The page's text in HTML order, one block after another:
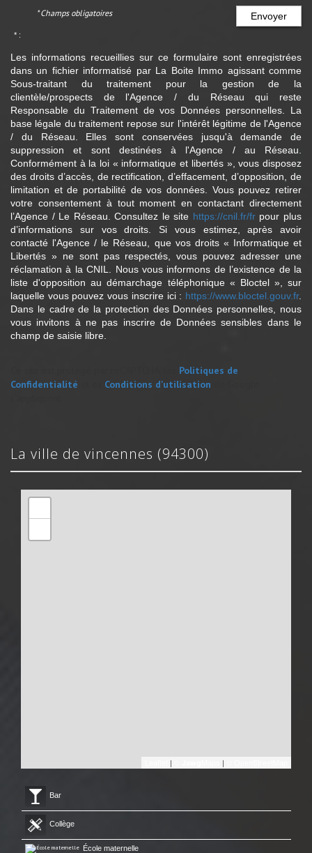
Envoyer
* Champs obligatoires
* :
Les informations recueillies sur ce formulaire sont enregistrées
dans un fichier informatisé par La Boite Immo agissant comme
Sous-traitant du traitement pour la gestion de la
clientèle/prospects de l'Agence / du Réseau qui reste
Responsable du Traitement de vos Données personnelles. La
base légale du traitement repose sur l'intérêt légitime de l'Agence
/ du Réseau. Elles sont conservées jusqu'à demande de
suppression et sont destinées à l'Agence / au Réseau.
Conformément à la loi « informatique et libertés », vous disposez
des droits d’accès, de rectification, d’effacement, d’opposition, de
limitation et de portabilité de vos données. Vous pouvez retirer
votre consentement à tout moment en contactant directement
l’Agence / Le Réseau. Consultez le site https://cnil.fr/frpour plus
d’informations sur vos droits. Si vous estimez, après avoir
contacté l'Agence / le Réseau, que vos droits « Informatique et
Libertés » ne sont pas respectés, vous pouvez adresser une
réclamation à la CNIL. Nous vous informons de l’existence de la
liste d'opposition au démarchage téléphonique « Bloctel », sur
laquelle vous pouvez vous inscrire ici : https://www.bloctel.gouv.fr.
Dans le cadre de la protection des Données personnelles, nous
vous invitons à ne pas inscrire de Données sensibles dans le
champ de saisie libre.
Politiques de
Confidentialité
Conditions d'utilisation
la ville de vincennes (94300)
| |
Bar
Collège
École maternelle